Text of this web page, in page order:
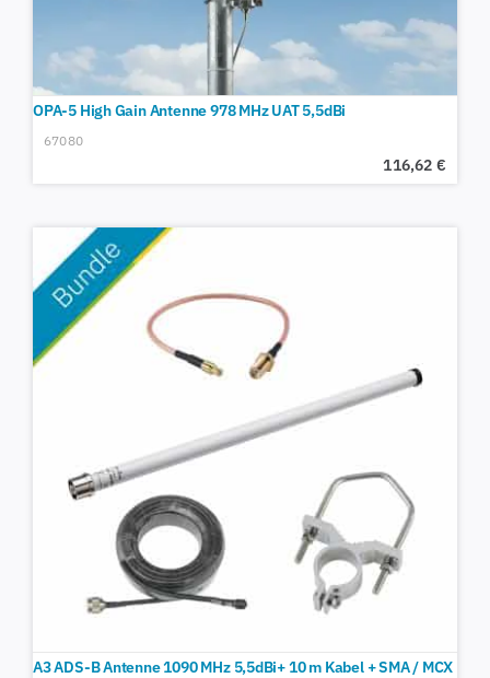
OPA-5 High Gain Antenne 978 MHz UAT 5,5dBi
67080
116,62 €
A3 ADS-B Antenne 1090 MHz 5,5dBi+ 10 m Kabel + SMA / MCX